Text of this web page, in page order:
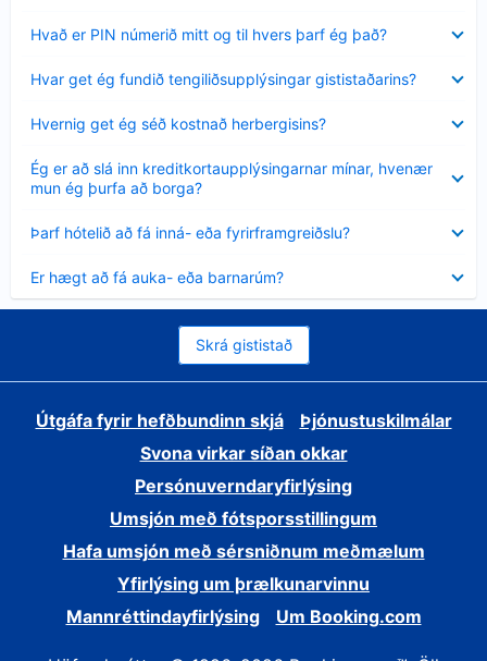
Hvað er PIN númerið mitt og til hvers þarf ég það?
sýnt
Hvar get ég fundið tengiliðsupplýsingar gististaðarins?
sýnt
Hvernig get ég séð kostnað herbergisins?
sýnt
Ég er að slá inn kreditkortaupplýsingarnar mínar, hvenær
mun ég þurfa að borga?
Minna
sýnt
Þarf hótelið að fá inná- eða fyrirframgreiðslu?
sýnt
Er hægt að fá auka- eða barnarúm?
sýnt
Skrá gististað
Útgáfa fyrir hefðbundinn skjá
Þjónustuskilmálar
Svona virkar síðan okkar
Persónuverndaryfirlýsing
Umsjón með fótsporsstillingum
Hafa umsjón með sérsniðnum meðmælum
Yfirlýsing um þrælkunarvinnu
Mannréttindayfirlýsing
Um Booking.com